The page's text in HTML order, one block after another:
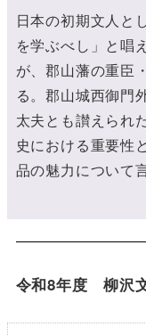
日本の初期文人と
を学ぶべし」と唱
が、郡山藩の重臣
る。郡山城西御門
太夫とも讃えられ
史における重要性
品の魅力について
令和8年度 柳沢